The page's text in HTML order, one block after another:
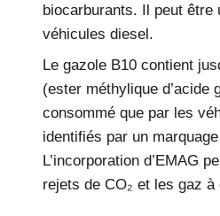
biocarburants. Il peut être
véhicules diesel.
Le gazole B10 contient
(ester méthylique d’acide
consommé que par les
identifiés par un
L’incorporation d’EMAG
rejets de CO₂ et les gaz